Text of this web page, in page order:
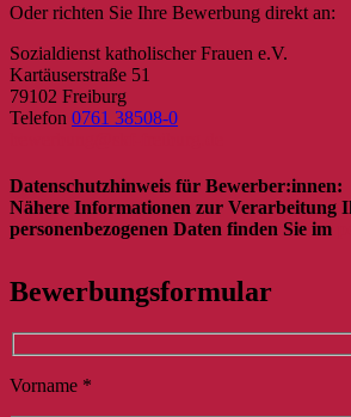
Oder richten Sie Ihre Bewerbung direkt an:
Sozialdienst katholischer Frauen e.V.
Kartäuserstraße 51
79102 Freiburg
Telefon 0761 38508-0
Datenschutzhinweis für Bewerber:innen:
Nähere Informationen zur Verarbeitung
personenbezogenen Daten finden Sie im
Bewerbungsformular
Vorname *